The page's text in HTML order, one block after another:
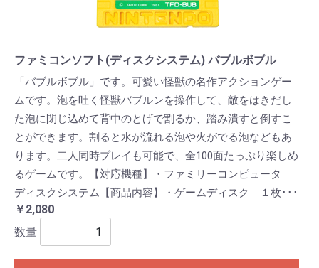
ファミコンソフト(ディスクシステム) バブルボブル
「バブルボブル」です。可愛い怪獣の名作アクションゲー
ムです。泡を吐く怪獣バブルンを操作して、敵をはきだし
た泡に閉じ込めて背中のとげで割るか、踏み潰すと倒すこ
とができます。割ると水が流れる泡や火がでる泡などもあ
ります。二人同時プレイも可能で、全100面たっぷり楽しめ
るゲームです。【対応機種】・ファミリーコンピュータ
ディスクシステム【商品内容】・ゲームディスク １枚･･･
￥2,080
数量